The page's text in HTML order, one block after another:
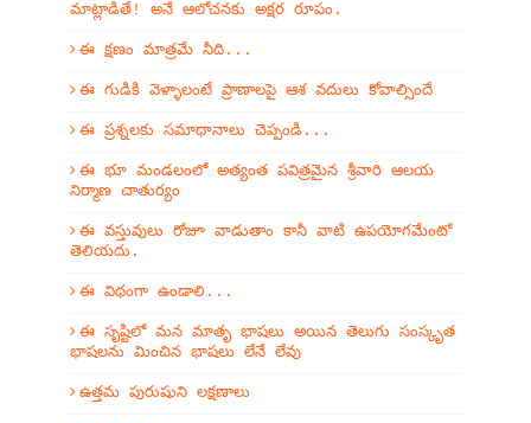
మాట్లాడితే! అనే ఆలోచనకు అక్షర రూపం.
ఈ క్షణం మాత్రమే నీది...
ఈ గుడికి వెళ్ళాలంటే ప్రాణాలపై ఆశ వదులు కోవాల్సిందే
ఈ ప్రశ్నలకు సమాధానాలు చెప్పండి...
ఈ భూ మండలంలో అత్యంత పవిత్రమైన శ్రీవారి ఆలయ
నిర్మాణ చాతుర్యం
ఈ వస్తువులు రోజూ వాడుతాం కానీ వాటి ఉపయోగమేంటో
తెలియదు.
ఈ విధంగా ఉండాలి...
ఈ సృష్టిలో మన మాతృ భాషలు అయిన తెలుగు సంస్కృత
భాషలను మించిన భాషలు లేనే లేవు
ఉత్తమ పురుషుని లక్షణాలు